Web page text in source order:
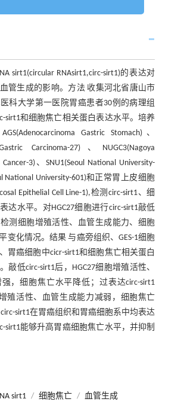
sirt1(circular RNAsirt1,circ-sirt1)的表达对
管生成的影响。方法 收集河北省唐山市
科大学第一医院胃癌患者30例的病理组
sirt1和细胞焦亡相关蛋白表达水平。培养
Gastric Stomach)、
Carcinoma-27)、NUGC3(Nagoya
Cancer-3)、SNU1(Seoul National University-
National University-601)和正常胃上皮细胞
Epithelial Cell Line-1),检测circ-sirt1、细
达水平。对HGC27细胞进行circ-sirt1敲低
测细胞增殖活性、血管生成能力、细胞
变化情况。结果 与癌旁组织、GES-1细胞
胃癌细胞中cicr-sirt1和细胞焦亡相关蛋白
敲低circ-sirt1后，HGC27细胞增殖活性、
，细胞焦亡水平降低；过表达circ-sirt1
殖活性、血管生成能力减弱，细胞焦亡
sirt1在胃癌组织和胃癌细胞系中均表达
sirt1能够升高胃癌细胞焦亡水平，并抑制
sirt1 / 细胞焦亡 / 血管生成